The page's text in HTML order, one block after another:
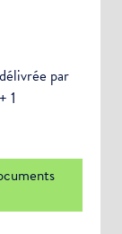
délivrée par
1